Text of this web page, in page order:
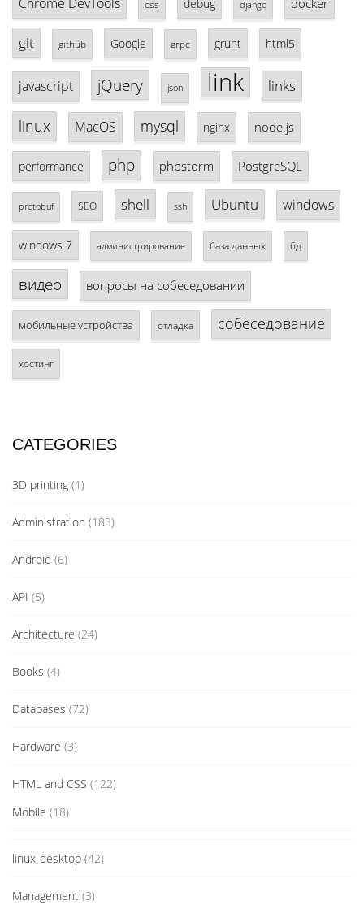
Chrome DevTools css debug django docker
git github Google grpc grunt html5
javascript jQuery json link links
linux MacOS mysql nginx node.js
performance php phpstorm PostgreSQL
protobuf SEO shell ssh Ubuntu windows
windows 7 администрирование база данных бд
видео вопросы на собеседовании
мобильные устройства отладка собеседование
хостинг
CATEGORIES
3D printing (1)
Administration (183)
Android (6)
API (5)
Architecture (24)
Books (4)
Databases (72)
Hardware (3)
HTML and CSS (122)
Mobile (18)
linux-desktop (42)
Management (3)